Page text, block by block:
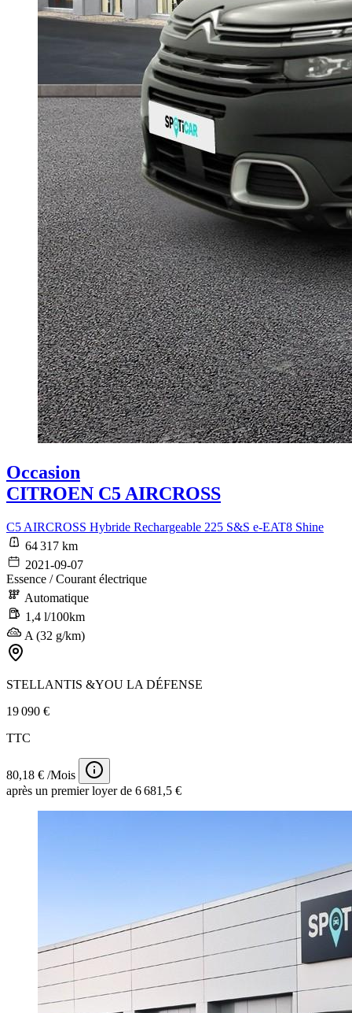
Occasion
CITROEN C5 AIRCROSS
C5 AIRCROSS Hybride Rechargeable 225 S&S e-EAT8 Shine
64 317 km
2021-09-07
Essence / Courant électrique
Automatique
1,4 l/100km
A (32 g/km)
STELLANTIS &YOU LA DÉFENSE
19 090 €
TTC
80,18 € /Mois
après un premier loyer de 6 681,5 €